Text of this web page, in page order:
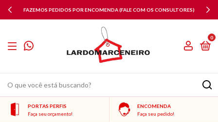
FAZEMOS PEDIDOS POR ENCOMENDA (FALE COM OS CONSULTORES)
0
PORTAS PERFIS
Faça seu orçamento!
ENCOMENDA
Faça seu pedido!